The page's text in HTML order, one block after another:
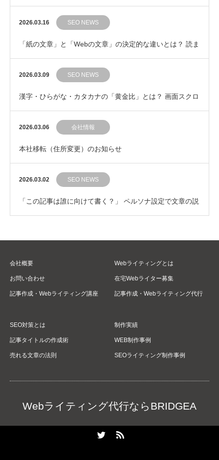
る「内部リンク」の自然な繋ぎ方
2026.03.16 SEO NEWS
「紙の文章」と「Webの文章」の決定的な違いとは？ 読ま
れるWeb記事の鉄則
2026.03.09 SEO NEWS
漢字・ひらがな・カタカナの「黄金比」とは？ 画面スクロ
ールの手を止めない文章の見た目コントロール
2026.03.06 会社情報
本社移転（住所変更）のお知らせ
2026.03.02 SEO NEWS
「この記事は誰に向けて書く？」 ペルソナ設定で文章の説
会社概要
お問い合わせ
記事作成・Webライティング講座
Webライティングとは
在宅Webライター募集
記事作成・Webライティング代行
SEO対策とは
記事タイトルの作成術
売れる文章の法則
制作実績
WEB制作事例
SEOライティング制作事例
Webライティング代行ならBRIDGEA